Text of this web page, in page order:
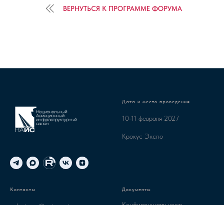
ВЕРНУТЬСЯ К ПРОГРАММЕ ФОРУМА
Дата и место проведения
10-11 февраля 2027
Крокус Экспо
Контакты Документы